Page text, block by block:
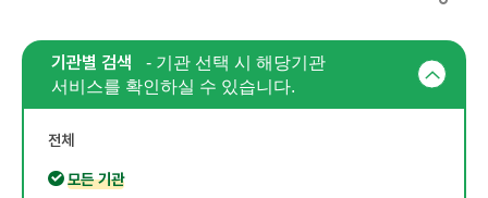
기관별 검색
- 기관 선택 시 해당기관
서비스를 확인하실 수 있습니다.
전체
모든 기관